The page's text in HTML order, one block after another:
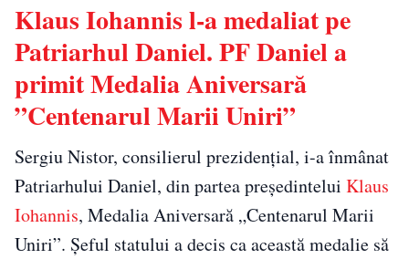
Klaus Iohannis l-a medaliat pe
Patriarhul Daniel. PF Daniel a
primit Medalia Aniversară
”Centenarul Marii Uniri”
Sergiu Nistor, consilierul prezidențial, i-a înmânat
Patriarhului Daniel, din partea președintelui Klaus
Iohannis, Medalia Aniversară „Centenarul Marii
Uniri”. Șeful statului a decis ca această medalie să